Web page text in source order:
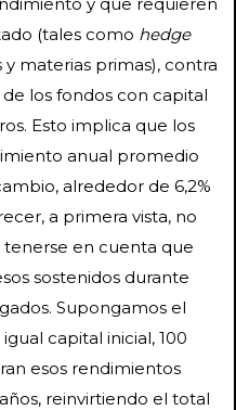
(tales como hedge
materias primas), contra
de los fondos con capital
Esto implica que los
anual promedio
alrededor de 6,2%
a primera vista, no
en cuenta que
sostenidos durante
Supongamos el
capital inicial, 100
esos rendimientos
reinvirtiendo el total